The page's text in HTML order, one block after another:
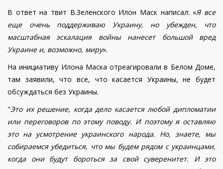
В ответ на твит В.Зеленского Илон Маск написал: «Я все
еще очень поддерживаю Украину, но убежден, что
масштабная эскалация войны нанесет большой вред
Украине и, возможно, миру».
На инициативу Илона Маска отреагировали в Белом Доме,
там заявили, что все, что касается Украины, не будет
обсуждаться без Украины.
"Это их решение, когда дело касается любой дипломатии
или переговоров по этому поводу. И поэтому я оставляю
это на усмотрение украинского народа. Но, знаете, мы
собираемся убедиться, что мы будем рядом с украинцами,
когда они будут бороться за свой суверенитет. И это